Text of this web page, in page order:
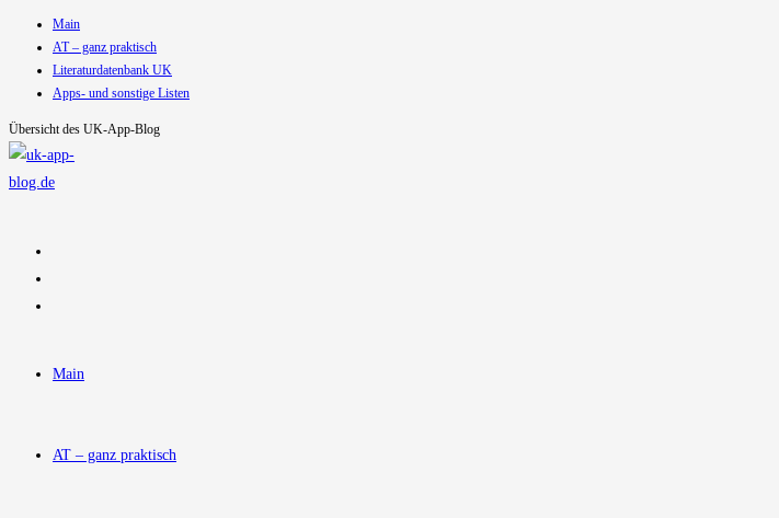
Inhalt
springen
Main
AT – ganz praktisch
Literaturdatenbank UK
Apps- und sonstige Listen
Übersicht des UK-App-Blog
Main
AT – ganz praktisch